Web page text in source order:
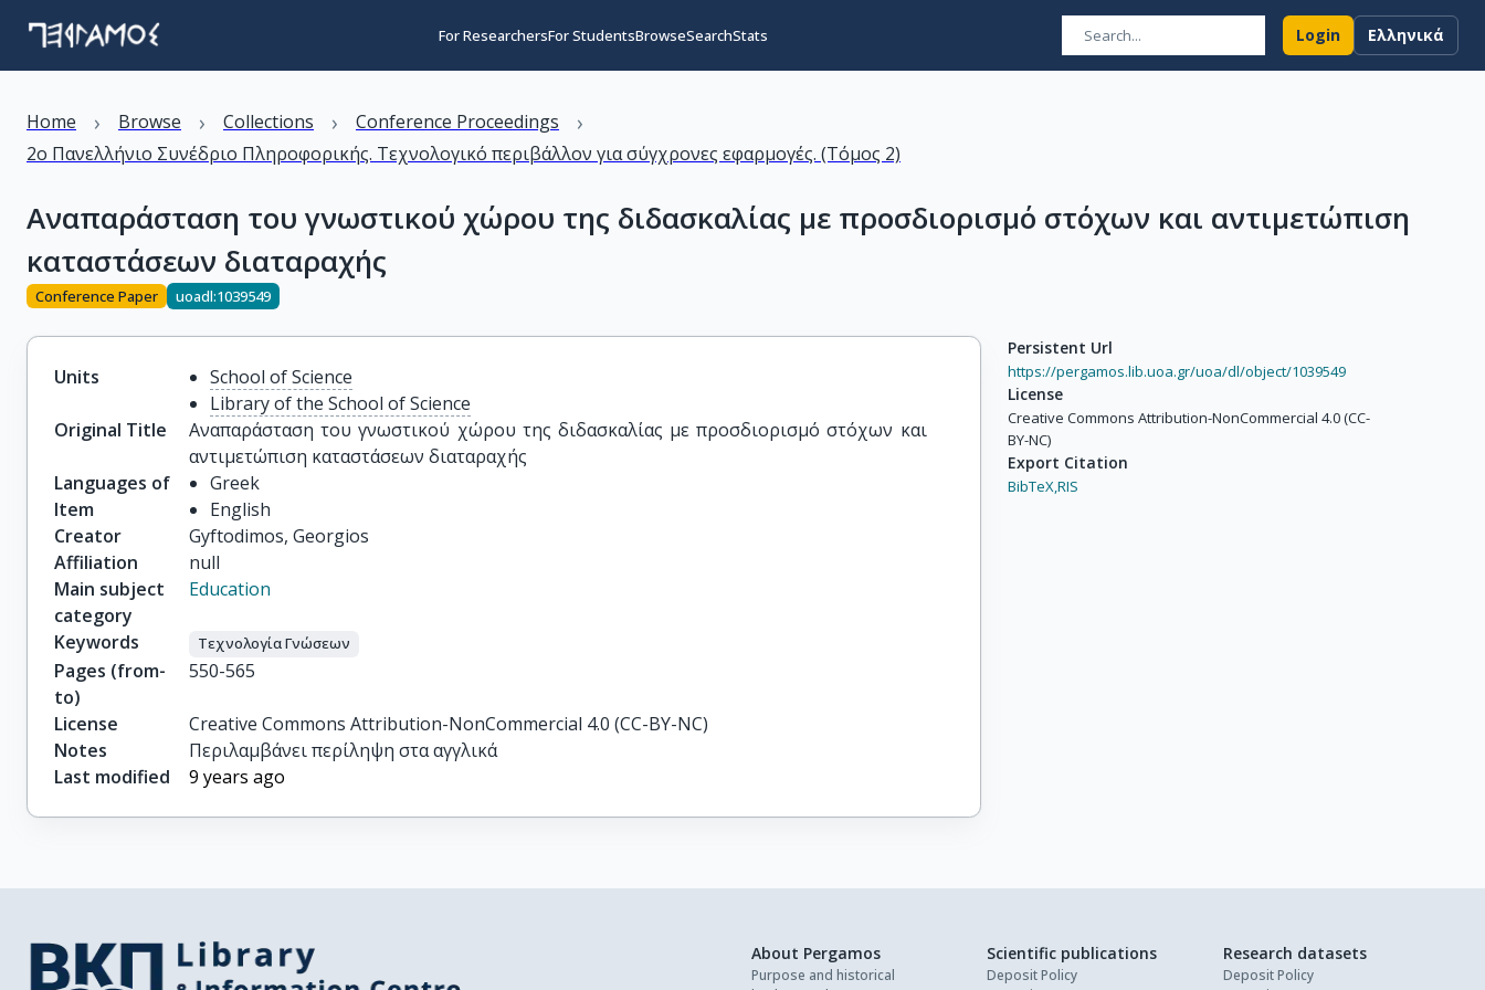
For ResearchersFor StudentsBrowseSearchStats Login Ελληνικά
Home › Browse › Collections › Conference Proceedings ›
2ο Πανελλήνιο Συνέδριο Πληροφορικής. Τεχνολογικό περιβάλλον για σύγχρονες εφαρμογές. (Τόμος 2)
Αναπαράσταση του γνωστικού χώρου της διδασκαλίας με προσδιορισμό στόχων και αντιμετώπιση
καταστάσεων διαταραχής
Conference Paper uoadl:1039549
Units
School of Science
Library of the School of Science
Original Title
Αναπαράσταση του γνωστικού χώρου της διδασκαλίας με προσδιορισμό στόχων και
αντιμετώπιση καταστάσεων διαταραχής
Languages of
Item
Greek
English
Creator
Gyftodimos, Georgios
Affiliation
null
Main subject
category
Education
Keywords Τεχνολογία Γνώσεων
Pages (from-
to)
550-565
License
Creative Commons Attribution-NonCommercial 4.0 (CC-BY-NC)
Notes
Περιλαμβάνει περίληψη στα αγγλικά
Last modified
9 years ago
Persistent Url
https://pergamos.lib.uoa.gr/uoa/dl/object/1039549
License
Creative Commons Attribution-NonCommercial 4.0 (CC-
BY-NC)
Export Citation
BibTeX,RIS
About Pergamos
Purpose and historical
Scientific publications
Deposit Policy
Research datasets
Deposit Policy